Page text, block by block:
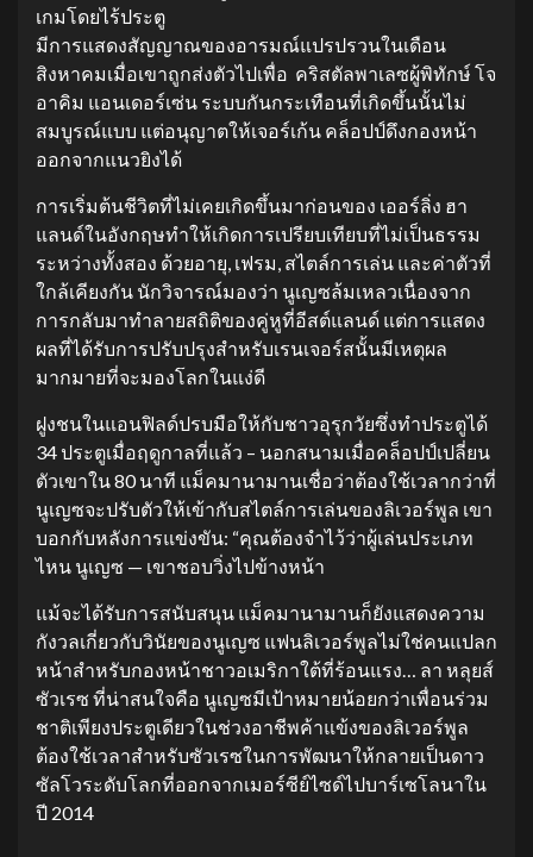
เกมโดยไร้ประตู
มีการแสดงสัญญาณของอารมณ์แปรปรวนในเดือน
สิงหาคมเมื่อเขาถูกส่งตัวไปเพื่อ คริสตัลพาเลซผู้พิทักษ์ โจ
อาคิม แอนเดอร์เซ่น ระบบกันกระเทือนที่เกิดขึ้นนั้นไม่
สมบูรณ์แบบ แต่อนุญาตให้เจอร์เก้น คล็อปป์ดึงกองหน้า
ออกจากแนวยิงได้
การเริ่มต้นชีวิตที่ไม่เคยเกิดขึ้นมาก่อนของ เออร์ลิ่ง ฮา
แลนด์ในอังกฤษทำให้เกิดการเปรียบเทียบที่ไม่เป็นธรรม
ระหว่างทั้งสอง ด้วยอายุ, เฟรม, สไตล์การเล่น และค่าตัวที่
ใกล้เคียงกัน นักวิจารณ์มองว่า นูเญซล้มเหลวเนื่องจาก
การกลับมาทำลายสถิติของคู่หูที่อีสต์แลนด์ แต่การแสดง
ผลที่ได้รับการปรับปรุงสำหรับเรนเจอร์สนั้นมีเหตุผล
มากมายที่จะมองโลกในแง่ดี
ฝูงชนในแอนฟิลด์ปรบมือให้กับชาวอุรุกวัยซึ่งทำประตูได้
34 ประตูเมื่อฤดูกาลที่แล้ว – นอกสนามเมื่อคล็อปป์เปลี่ยน
ตัวเขาใน 80 นาที แม็คมานามานเชื่อว่าต้องใช้เวลากว่าที่
นูเญซจะปรับตัวให้เข้ากับสไตล์การเล่นของลิเวอร์พูล เขา
บอกกับหลังการแข่งขัน: “คุณต้องจำไว้ว่าผู้เล่นประเภท
ไหน นูเญซ — เขาชอบวิ่งไปข้างหน้า
แม้จะได้รับการสนับสนุน แม็คมานามานก็ยังแสดงความ
กังวลเกี่ยวกับวินัยของนูเญซ แฟนลิเวอร์พูลไม่ใช่คนแปลก
หน้าสำหรับกองหน้าชาวอเมริกาใต้ที่ร้อนแรง… ลา หลุยส์
ซัวเรซ ที่น่าสนใจคือ นูเญซมีเป้าหมายน้อยกว่าเพื่อนร่วม
ชาติเพียงประตูเดียวในช่วงอาชีพค้าแข้งของลิเวอร์พูล
ต้องใช้เวลาสำหรับซัวเรซในการพัฒนาให้กลายเป็นดาว
ซัลโวระดับโลกที่ออกจากเมอร์ซีย์ไซด์ไปบาร์เซโลนาใน
ปี 2014